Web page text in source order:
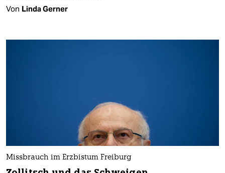
Von Linda Gerner
Missbrauch im Erzbistum Freiburg